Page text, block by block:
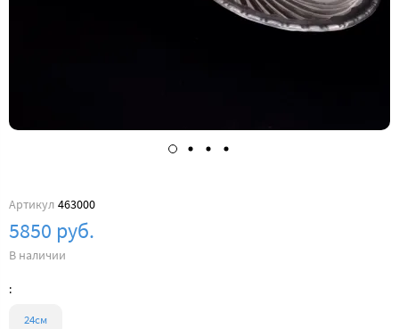
Артикул 463000
5850 руб.
В наличии
:
24см